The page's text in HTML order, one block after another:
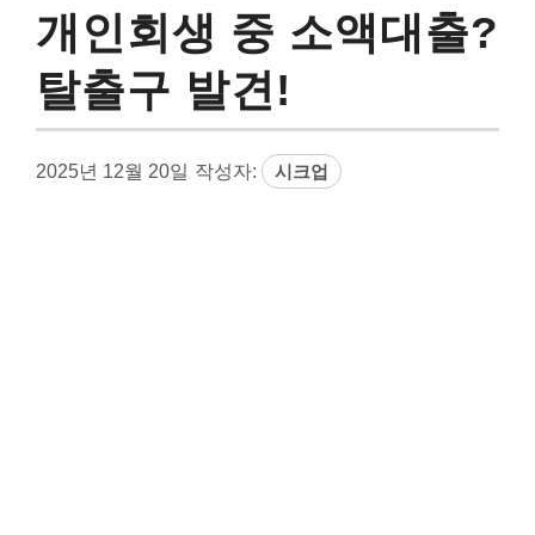
개인회생 중 소액대출?
탈출구 발견!
2025년 12월 20일 작성자: 시크업